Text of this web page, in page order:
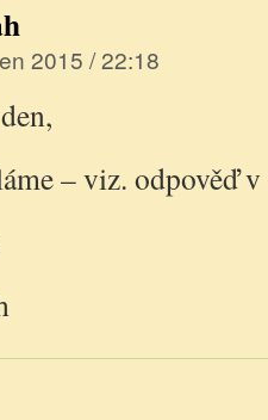
2015 / 22:18
– viz. odpověď